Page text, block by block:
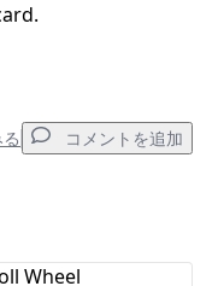
コメントを追加